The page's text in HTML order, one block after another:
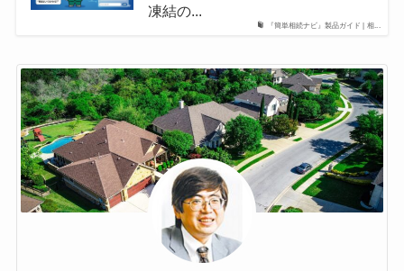
『簡単相続ナビ』製品ガイド | 相...
凍結の...